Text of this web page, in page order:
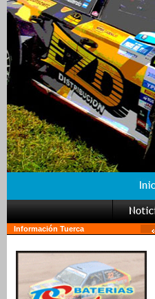
Información Tuerca